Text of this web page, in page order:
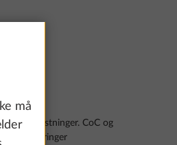
CoC og
for ændringer
må